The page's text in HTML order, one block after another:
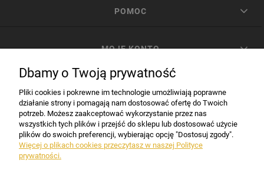
POMOC
MOJE KONTO
INFORMACJE
Dbamy o Twoją prywatność
Pliki cookies i pokrewne im technologie umożliwiają poprawne
działanie strony i pomagają nam dostosować ofertę do Twoich
potrzeb. Możesz zaakceptować wykorzystanie przez nas
wszystkich tych plików i przejść do sklepu lub dostosować użycie
plików do swoich preferencji, wybierając opcję "Dostosuj zgody".
Więcej o plikach cookies przeczytasz w naszej Polityce
prywatności.